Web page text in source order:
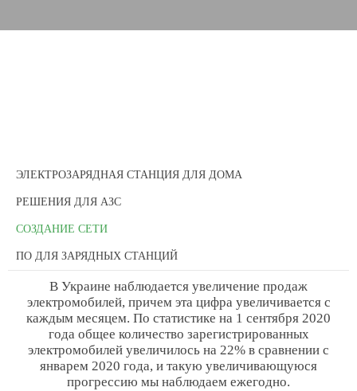
ЭЛЕКТРОЗАРЯДНАЯ СТАНЦИЯ ДЛЯ ДОМА
РЕШЕНИЯ ДЛЯ АЗС
СОЗДАНИЕ СЕТИ
ПО ДЛЯ ЗАРЯДНЫХ СТАНЦИЙ
В Украине наблюдается увеличение продаж
электромобилей, причем эта цифра увеличивается с
каждым месяцем. По статистике на 1 сентября 2020
года общее количество зарегистрированных
электромобилей увеличилось на 22% в сравнении с
январем 2020 года, и такую увеличивающуюся
прогрессию мы наблюдаем ежегодно.